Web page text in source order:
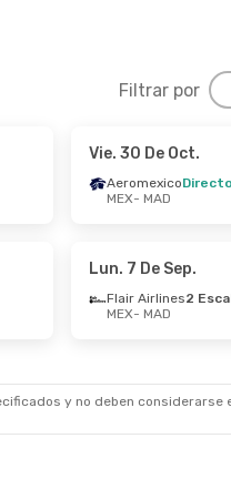
Filtrar por
Directo
- Jue. 3 De Sep.
- MEX
Vie. 30 De Oct.
AeromexicoDirecto
MEX- MAD
Lun. 7 De Sep.
Flair Airlines2
MEX- MAD
y no deben considerarse